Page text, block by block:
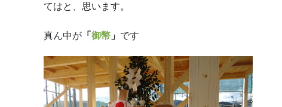
てはと、思います。
真ん中が 「 御幣 」 です